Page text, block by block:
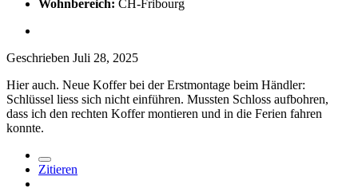
Wohnbereich: CH-Fribourg
Geschrieben Juli 28, 2025
Hier auch. Neue Koffer bei der Erstmontage beim Händler:
Schlüssel liess sich nicht einführen. Mussten Schloss aufbohren,
dass ich den rechten Koffer montieren und in die Ferien fahren
konnte.
Zitieren